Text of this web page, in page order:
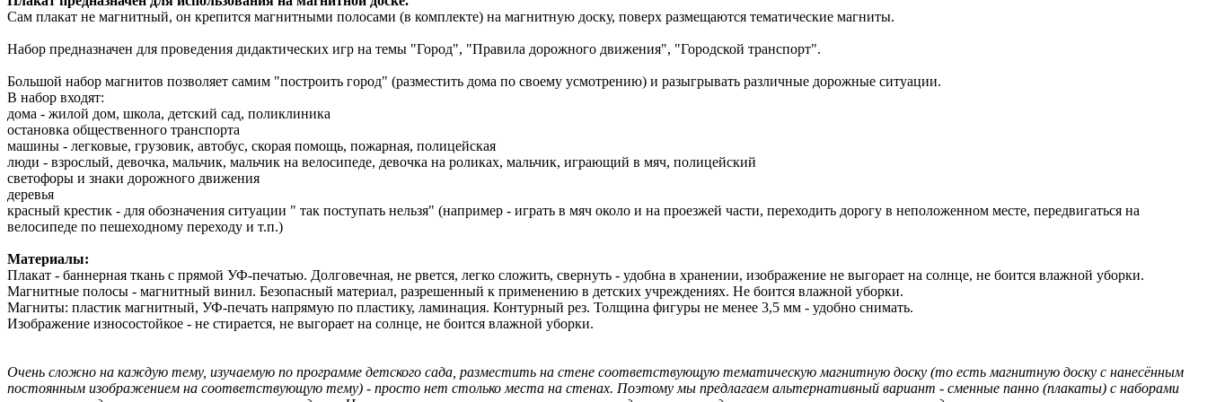
Сам плакат не магнитный, он крепится магнитными полосами (в комплекте) на магнитную доску, поверх размещаются тематические магниты.
Набор предназначен для проведения дидактических игр на темы "Город", "Правила дорожного движения", "Городской транспорт".
Большой набор магнитов позволяет самим "построить город" (разместить дома по своему усмотрению) и разыгрывать различные дорожные ситуации.
В набор входят:
дома - жилой дом, школа, детский сад, поликлиника
остановка общественного транспорта
машины - легковые, грузовик, автобус, скорая помощь, пожарная, полицейская
люди - взрослый, девочка, мальчик, мальчик на велосипеде, девочка на роликах, мальчик, играющий в мяч, полицейский
светофоры и знаки дорожного движения
деревья
красный крестик - для обозначения ситуации " так поступать нельзя" (например - играть в мяч около и на проезжей части, переходить дорогу в неположенном месте, передвигаться на
велосипеде по пешеходному переходу и т.п.)
Материалы:
Плакат - баннерная ткань с прямой УФ-печатью. Долговечная, не рвется, легко сложить, свернуть - удобна в хранении, изображение не выгорает на солнце, не боится влажной уборки.
Магнитные полосы - магнитный винил. Безопасный материал, разрешенный к применению в детских учреждениях. Не боится влажной уборки.
Магниты: пластик магнитный, УФ-печать напрямую по пластику, ламинация. Контурный рез. Толщина фигуры не менее 3,5 мм - удобно снимать.
Изображение износостойкое - не стирается, не выгорает на солнце, не боится влажной уборки.
Очень сложно на каждую тему, изучаемую по программе детского сада, разместить на стене соответствующую тематическую магнитную доску (то есть магнитную доску с нанесённым
постоянным изображением на соответствующую тему) - просто нет столько места на стенах. Поэтому мы предлагаем альтернативный вариант - сменные панно (плакаты) с наборами